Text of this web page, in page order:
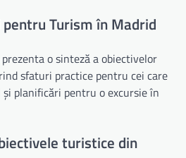
Turism în Madrid
o sinteză a obiectivelor
sfaturi practice pentru cei care
planificări pentru o excursie în
turistice din